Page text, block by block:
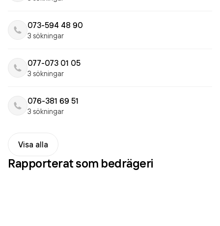
073-594 48 90
3 sökningar
077-073 01 05
3 sökningar
076-381 69 51
3 sökningar
Visa alla
Rapporterat som bedrägeri